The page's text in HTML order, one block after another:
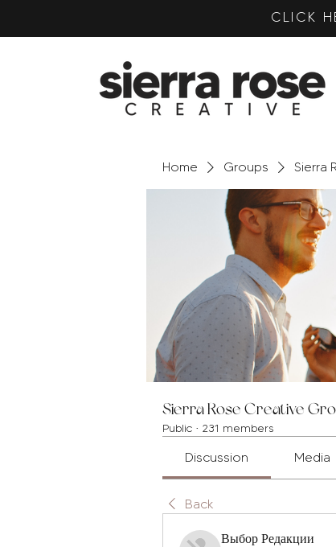
CLICK
Home Groups Sierra
Sierra Rose Creative
Public · 231 members
Discussion Media
Back
Выбор Редакции